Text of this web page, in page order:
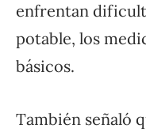
enfrentan
potable, los
básicos.
También señaló